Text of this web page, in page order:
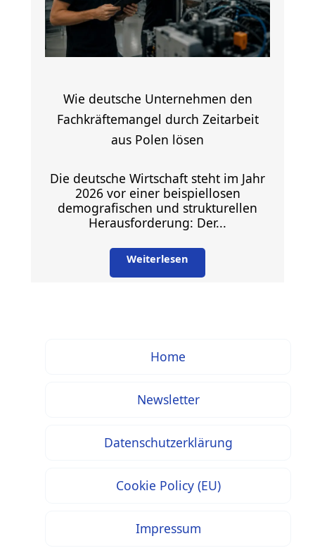
Wie deutsche Unternehmen den
Fachkräftemangel durch Zeitarbeit
aus Polen lösen
Die deutsche Wirtschaft steht im Jahr
2026 vor einer beispiellosen
demografischen und strukturellen
Herausforderung: Der...
Weiterlesen
Home
Newsletter
Datenschutzerklärung
Cookie Policy (EU)
Impressum